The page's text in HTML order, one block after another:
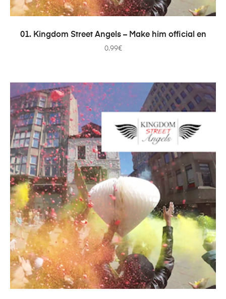
ADICIONAR
01. Kingdom Street Angels – Make him official en
0.99€